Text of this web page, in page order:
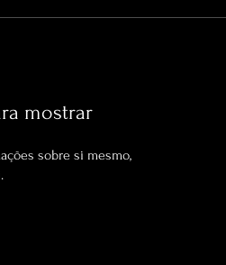
mostrar
sobre si mesmo,